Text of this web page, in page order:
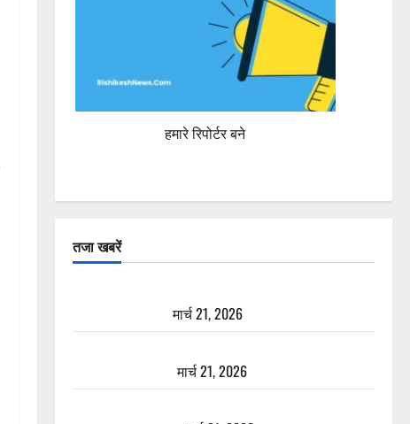
हमारे रिपोर्टर बने
तजा खबरें
मार्च 21, 2026
मार्च 21, 2026